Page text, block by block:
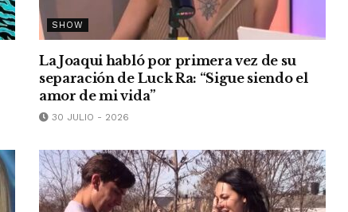
SHOW
La Joaqui habló por primera vez de su
separación de Luck Ra: “Sigue siendo el
amor de mi vida”
30 JULIO - 2026